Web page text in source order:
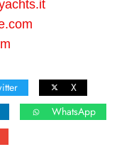
X
WhatsApp